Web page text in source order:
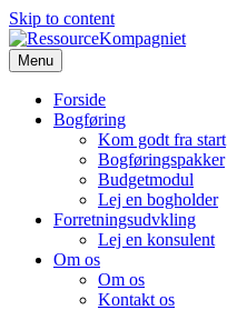
Skip to content
Menu
Forside
Bogføring
Kom godt fra start
Bogføringspakker
Budgetmodul
Lej en bogholder
Forretningsudvkling
Lej en konsulent
Om os
Om os
Kontakt os